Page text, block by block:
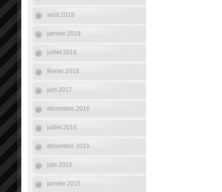
août 2019
janvier 2019
juillet 2018
février 2018
juin 2017
décembre 2016
juillet 2016
décembre 2015
juin 2015
janvier 2015